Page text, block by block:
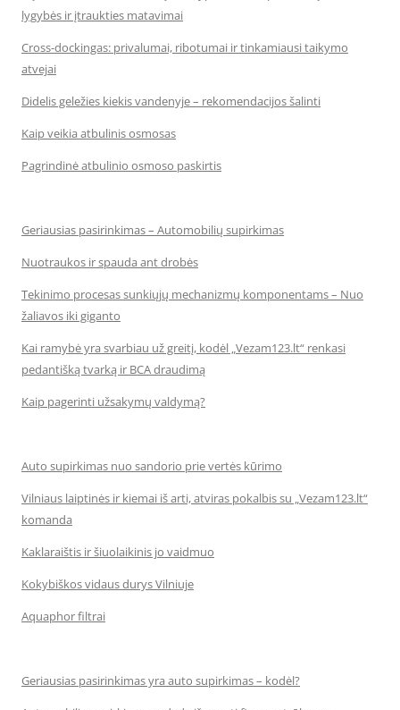
lygybės ir įtraukties matavimai
Cross-dockingas: privalumai, ribotumai ir tinkamiausi taikymo
atvejai
Didelis geležies kiekis vandenyje – rekomendacijos šalinti
Kaip veikia atbulinis osmosas
Pagrindinė atbulinio osmoso paskirtis
Geriausias pasirinkimas – Automobilių supirkimas
Nuotraukos ir spauda ant drobės
Tekinimo procesas sunkiųjų mechanizmų komponentams – Nuo
žaliavos iki giganto
Kai ramybė yra svarbiau už greitį, kodėl „Vezam123.lt“ renkasi
pedantišką tvarką ir BCA draudimą
Kaip pagerinti užsakymų valdymą?
Auto supirkimas nuo sandorio prie vertės kūrimo
Vilniaus laiptinės ir kiemai iš arti, atviras pokalbis su „Vezam123.lt“
komanda
Kaklaraištis ir šiuolaikinis jo vaidmuo
Kokybiškos vidaus durys Vilniuje
Aquaphor filtrai
Geriausias pasirinkimas yra auto supirkimas – kodėl?